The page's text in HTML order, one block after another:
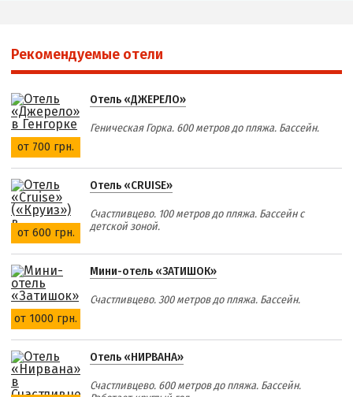
Рекомендуемые отели
от 700 грн.
Отель «ДЖЕРЕЛО»
Геническая Горка. 600 метров до пляжа. Бассейн.
от 600 грн.
Отель «CRUISE»
Счастливцево. 100 метров до пляжа. Бассейн с
детской зоной.
от 1000 грн.
Мини-отель «ЗАТИШОК»
Счастливцево. 300 метров до пляжа. Бассейн.
Отель «НИРВАНА»
Счастливцево. 600 метров до пляжа. Бассейн.